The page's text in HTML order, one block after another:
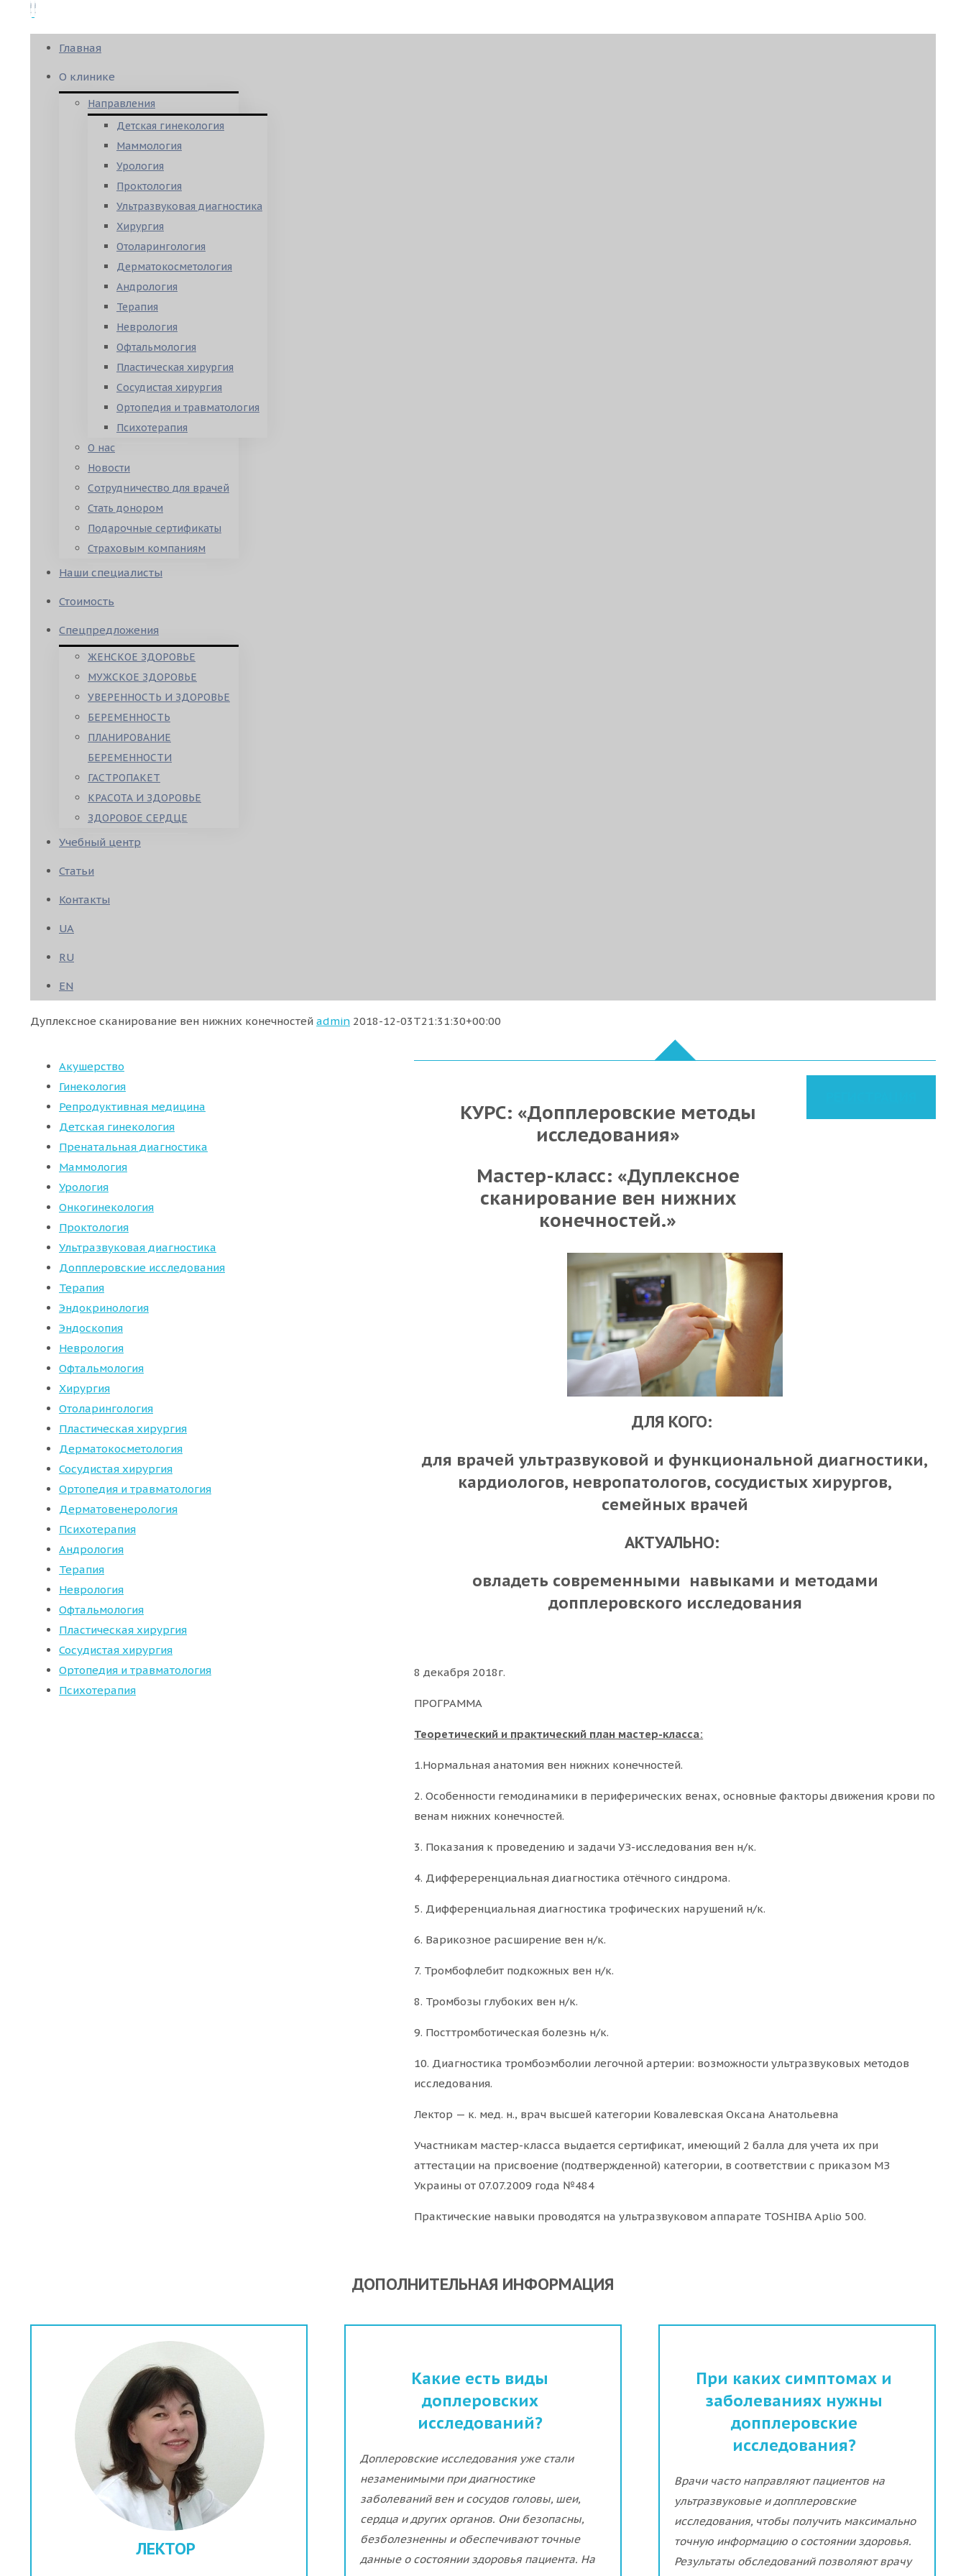
Главная
О клинике
Направления
Детская гинекология
Маммология
Урология
Проктология
Ультразвуковая диагностика
Хирургия
Отоларингология
Дерматокосметология
Андрология
Терапия
Неврология
Офтальмология
Пластическая хирургия
Сосудистая хирургия
Ортопедия и травматология
Психотерапия
О нас
Новости
Сотрудничество для врачей
Стать донором
Подарочные сертификаты
Страховым компаниям
Наши специалисты
Стоимость
Спецпредложения
ЖЕНСКОЕ ЗДОРОВЬЕ
МУЖСКОЕ ЗДОРОВЬЕ
УВЕРЕННОСТЬ И ЗДОРОВЬЕ
БЕРЕМЕННОСТЬ
ПЛАНИРОВАНИЕ
БЕРЕМЕННОСТИ
ГАСТРОПАКЕТ
КРАСОТА И ЗДОРОВЬЕ
ЗДОРОВОЕ СЕРДЦЕ
Учебный центр
Статьи
Контакты
UA
RU
EN
Дуплексное сканирование вен нижних конечностей admin 2018-12-03T21:31:30+00:00
Акушерство
Гинекология
Репродуктивная медицина
Детская гинекология
Пренатальная диагностика
Маммология
Урология
Онкогинекология
Проктология
Ультразвуковая диагностика
Допплеровские исследования
Терапия
Эндокринология
Эндоскопия
Неврология
Офтальмология
Хирургия
Отоларингология
Пластическая хирургия
Дерматокосметология
Сосудистая хирургия
Ортопедия и травматология
Дерматовенерология
Психотерапия
Андрология
Терапия
Неврология
Офтальмология
Пластическая хирургия
Сосудистая хирургия
Ортопедия и травматология
Психотерапия
КУРС: «Допплеровские методы
исследования»
Мастер-класс: «Дуплексное
сканирование вен нижних
конечностей.»
ДЛЯ КОГО:
для врачей ультразвуковой и функциональной диагностики,
кардиологов, невропатологов, сосудистых хирургов,
семейных врачей
АКТУАЛЬНО:
овладеть современными навыками и методами
допплеровского исследования
8 декабря 2018г.
ПРОГРАММА
Теоретический и практический план мастер-класса:
1.Нормальная анатомия вен нижних конечностей.
2. Особенности гемодинамики в периферических венах, основные факторы движения крови по
венам нижних конечностей.
3. Показания к проведению и задачи УЗ-исследования вен н/к.
4. Диффереренциальная диагностика отёчного синдрома.
5. Дифференциальная диагностика трофических нарушений н/к.
6. Варикозное расширение вен н/к.
7. Тромбофлебит подкожных вен н/к.
8. Тромбозы глубоких вен н/к.
9. Посттромботическая болезнь н/к.
10. Диагностика тромбоэмболии легочной артерии: возможности ультразвуковых методов
исследования.
Лектор — к. мед. н., врач высшей категории Ковалевская Оксана Анатольевна
Участникам мастер-класса выдается сертификат, имеющий 2 балла для учета их при
аттестации на присвоение (подтвержденной) категории, в соответствии с приказом МЗ
Украины от 07.07.2009 года №484
Практические навыки проводятся на ультразвуковом аппарате TOSHIBA Aplio 500.
ДОПОЛНИТЕЛЬНАЯ ИНФОРМАЦИЯ
ЛЕКТОР
Какие есть виды
доплеровских
исследований?
Доплеровские исследования уже стали
незаменимыми при диагностике
заболеваний вен и сосудов головы, шеи,
сердца и других органов. Они безопасны,
безболезненны и обеспечивают точные
данные о состоянии здоровья пациента. На
При каких симптомах и
заболеваниях нужны
допплеровские
исследования?
Врачи часто направляют пациентов на
ультразвуковые и допплеровские
исследования, чтобы получить максимально
точную информацию о состоянии здоровья.
Результаты обследований позволяют врачу